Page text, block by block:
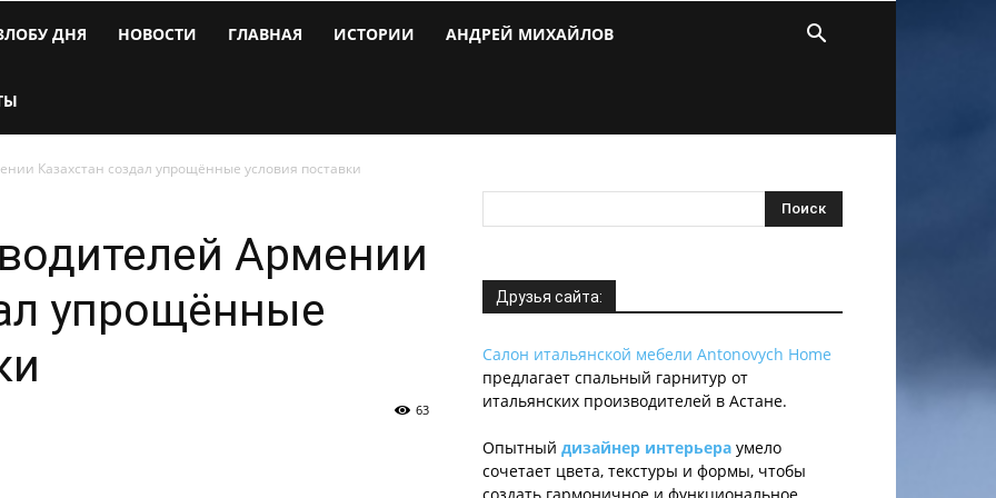
ДНЯ НОВОСТИ ГЛАВНАЯ ИСТОРИИ АНДРЕЙ МИХАЙЛОВ
Казахстан создал упрощённые условия поставки
Армении
упрощённые
63
Друзья сайта:
Салон итальянской мебели Antonovych Home
предлагает спальный гарнитур от
итальянских производителей в Астане.
Опытный дизайнер интерьера умело
сочетает цвета, текстуры и формы, чтобы